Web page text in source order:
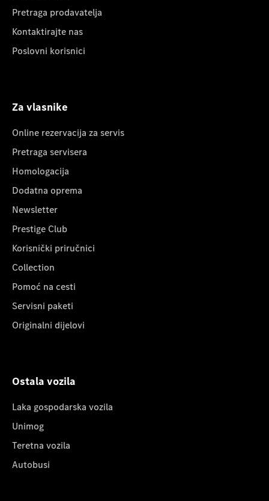
Pretraga prodavatelja
Kontaktirajte nas
Poslovni korisnici
Za vlasnike
Online rezervacija za servis
Pretraga servisera
Homologacija
Dodatna oprema
Newsletter
Prestige Club
Korisnički priručnici
Collection
Pomoć na cesti
Servisni paketi
Originalni dijelovi
Ostala vozila
Laka gospodarska vozila
Unimog
Teretna vozila
Autobusi